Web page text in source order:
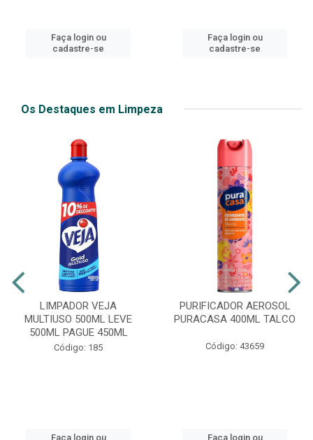
Faça login ou
cadastre-se
Faça login ou
cadastre-se
Os Destaques em Limpeza
LIMPADOR VEJA
MULTIUSO 500ML LEVE
500ML PAGUE 450ML
Código: 185
Faça login ou
PURIFICADOR AEROSOL
PURACASA 400ML TALCO
Código: 43659
Faça login ou